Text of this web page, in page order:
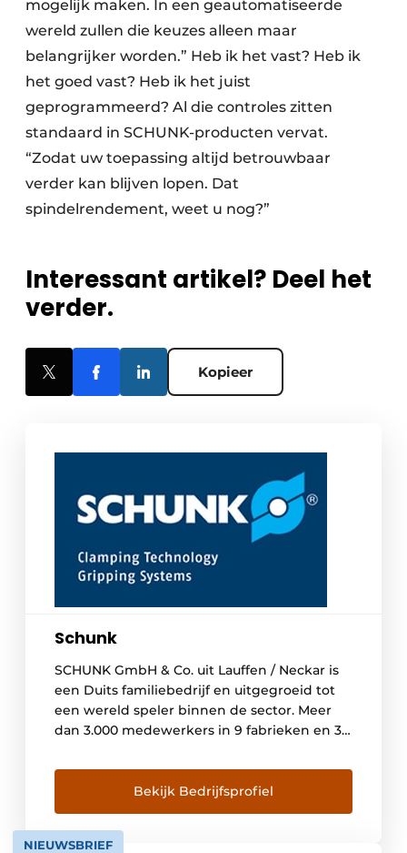
mogelijk maken. In een geautomatiseerde
wereld zullen die keuzes alleen maar
belangrijker worden.” Heb ik het vast? Heb ik
het goed vast? Heb ik het juist
geprogrammeerd? Al die controles zitten
standaard in SCHUNK-producten vervat.
“Zodat uw toepassing altijd betrouwbaar
verder kan blijven lopen. Dat
spindelrendement, weet u nog?”
Interessant artikel? Deel het
verder.
Kopieer
Schunk
SCHUNK GmbH & Co. uit Lauffen / Neckar is
een Duits familiebedrijf en uitgegroeid tot
een wereld speler binnen de sector. Meer
dan 3.000 medewerkers in 9 fabrieken en 33
distributiepartners in meer dan 50 landen
over de hele wereld zorgen voor een
intensieve aanwezigheid op de markt. Met
11.000 standaard componenten […]
Bekijk Bedrijfsprofiel
NIEUWSBRIEF